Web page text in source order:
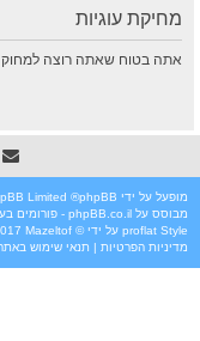
מחיקת עוגיות
אתה בטוח שאתה רוצה למחוק
מופעל על ידי phpBB
® Forum Software © phpBB Limited
מבוסס על phpBB.co.il - פורומים בעברית
Style
proflat על ידי © Mazeltof
מדיניות הפרטיות | תנאי שימוש